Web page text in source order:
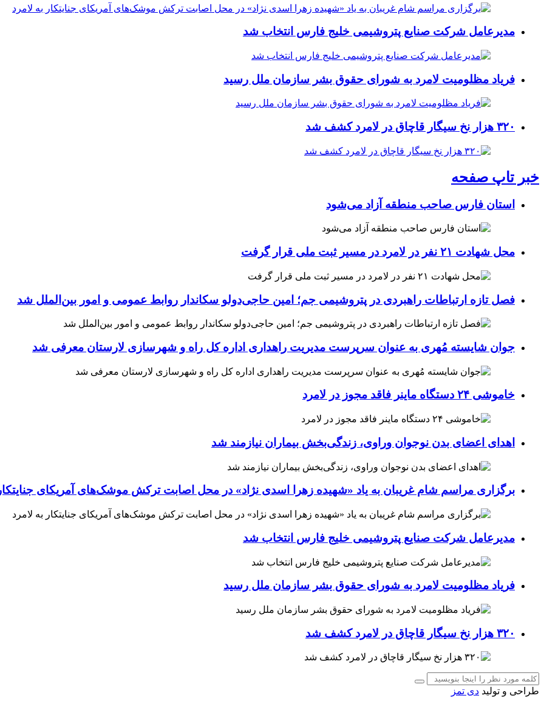
مدیرعامل شرکت صنایع پتروشیمی خلیج فارس انتخاب شد
فریاد مظلومیت لامرد به شورای حقوق بشر سازمان ملل رسید
۳۲۰ هزار نخ سیگار قاچاق در لامرد کشف شد
خبر تاپ صفحه
استان فارس صاحب منطقه آزاد می‌شود
محل شهادت ۲۱ نفر در لامرد در مسیر ثبت ملی قرار گرفت
فصل تازه ارتباطات راهبردی در پتروشیمی جم؛ امین حاجی‌دولو سکاندار روابط عمومی و امور بین‌الملل شد
جوان شایسته مُهری به عنوان سرپرست مدیریت راهداری اداره کل راه و شهرسازی لارستان معرفی شد
خاموشی ۲۴ دستگاه ماینر فاقد مجوز در لامرد
اهدای اعضای بدن نوجوان وراوی، زندگی‌بخش بیماران نیازمند شد
برگزاری مراسم شام غریبان به یاد «شهیده زهرا اسدی نژاد» در محل اصابت ترکش موشک‌های آمریکای جنایتکار
مدیرعامل شرکت صنایع پتروشیمی خلیج فارس انتخاب شد
فریاد مظلومیت لامرد به شورای حقوق بشر سازمان ملل رسید
۳۲۰ هزار نخ سیگار قاچاق در لامرد کشف شد
طراحی و تولید دی تمز